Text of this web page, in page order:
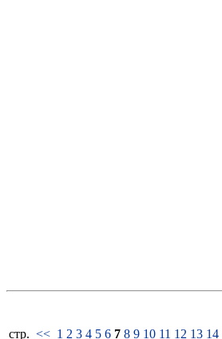
стp. << 1 2 3 4 5 6 7 8 9 10 11 12 13 14